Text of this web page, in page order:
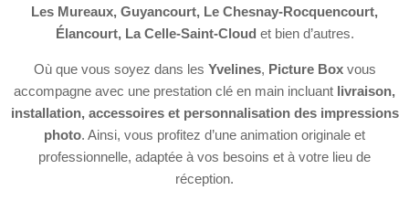
Les Mureaux, Guyancourt, Le Chesnay-Rocquencourt,
Élancourt, La Celle-Saint-Cloud et bien d’autres.
Où que vous soyez dans les Yvelines, Picture Boxvous
accompagne avec une prestation clé en main incluant livraison,
installation, accessoires et personnalisation des impressions
photo. Ainsi, vous profitez d’une animation originale et
professionnelle, adaptée à vos besoins et à votre lieu de
réception.